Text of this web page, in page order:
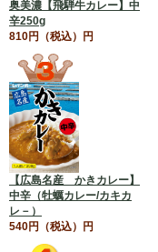
奥美濃【飛騨牛カレー】中
辛250g
810円（税込）円
【広島名産 かきカレー】
中辛（牡蠣カレー/カキカ
レ－）
540円（税込）円